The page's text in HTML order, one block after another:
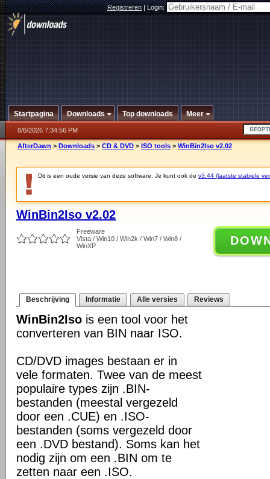
Registreren|Login:
Startpagina Downloads Top downloads Meer
8/6/2026 7:34:56 PM
AfterDawn > Downloads > CD & DVD > ISO tools > WinBin2Iso v2.02
Dit is een oude versie van deze software. Je kunt ook de v3.44 (laatste stabiele
WinBin2Iso v2.02
Freeware
Vista / Win10 / Win2k / Win7 / Win8 /
WinXP
Beschrijving Informatie Alle versies Reviews
WinBin2Iso is een tool voor het
converteren van BIN naar ISO.
CD/DVD images bestaan er in
vele formaten. Twee van de meest
populaire types zijn .BIN-
bestanden (meestal vergezeld
door een .CUE) en .ISO-
bestanden (soms vergezeld door
een .DVD bestand). Soms kan het
nodig zijn om een .BIN om te
zetten naar een .ISO.